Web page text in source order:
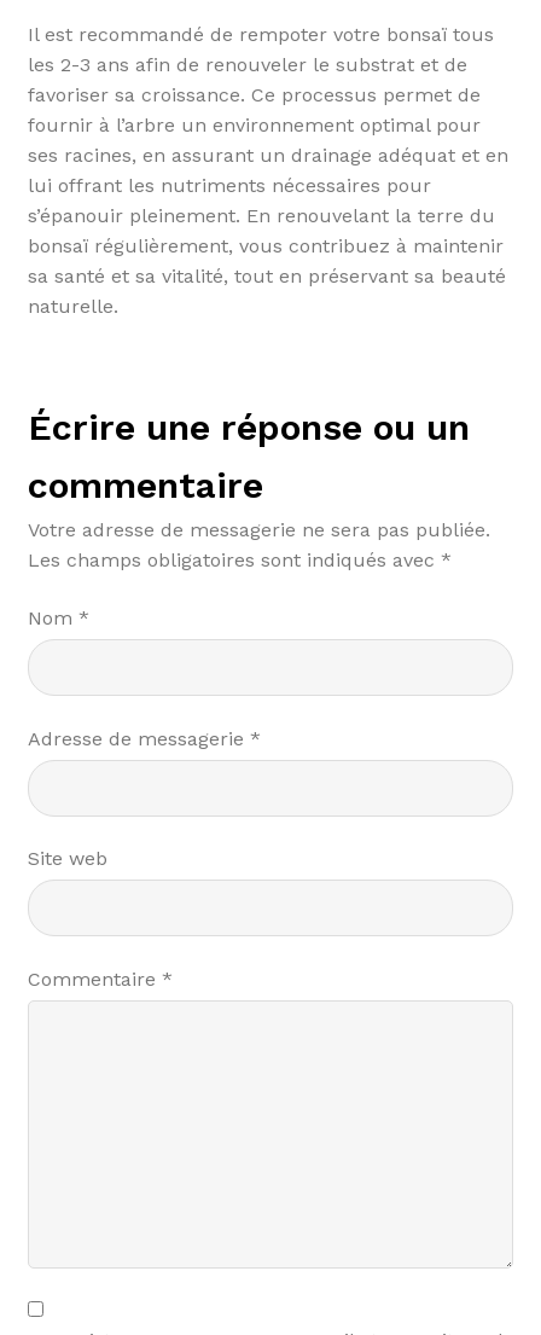
Il est recommandé de rempoter votre bonsaï tous
les 2-3 ans afin de renouveler le substrat et de
favoriser sa croissance. Ce processus permet de
fournir à l’arbre un environnement optimal pour
ses racines, en assurant un drainage adéquat et en
lui offrant les nutriments nécessaires pour
s’épanouir pleinement. En renouvelant la terre du
bonsaï régulièrement, vous contribuez à maintenir
sa santé et sa vitalité, tout en préservant sa beauté
naturelle.
Écrire une réponse ou un
commentaire
Votre adresse de messagerie ne sera pas publiée.
Les champs obligatoires sont indiqués avec *
Nom *
Adresse de messagerie *
Site web
Commentaire *